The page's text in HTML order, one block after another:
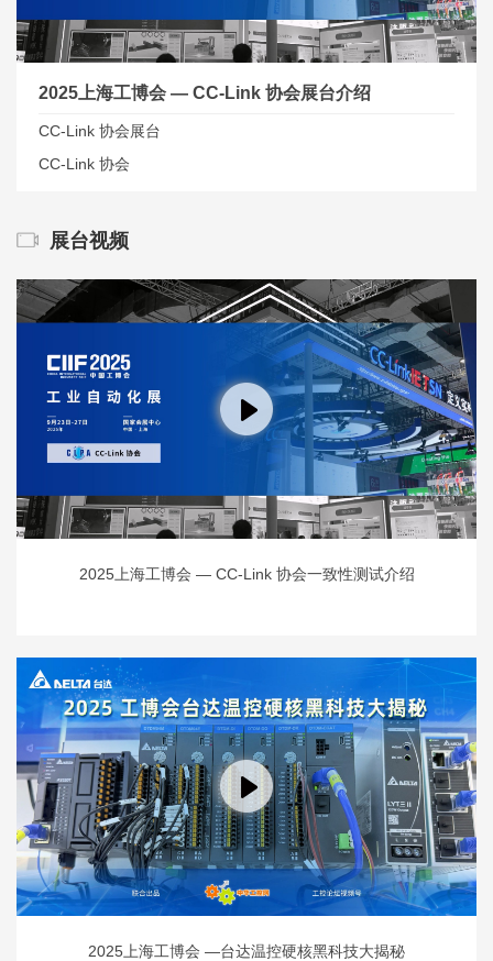
2025上海工博会 — CC-Link 协会展台介绍
CC-Link 协会展台
CC-Link 协会
展台视频
2025上海工博会 — CC-Link 协会一致性测试介绍
2025上海工博会 —台达温控硬核黑科技大揭秘